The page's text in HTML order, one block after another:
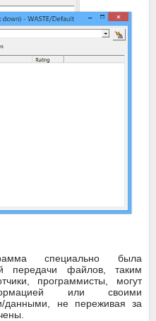
специально была
передачи файлов, таким
программисты, могут
или своими
данными, не переживая за